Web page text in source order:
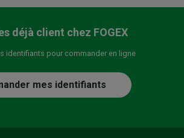
déjà client chez FOGEX
identifiants pour commander en ligne
mes identifiants